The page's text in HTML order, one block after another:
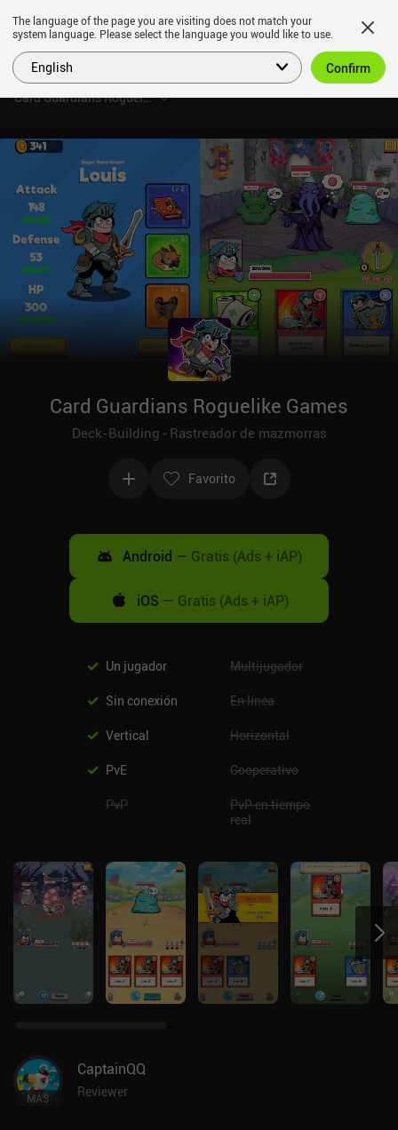
Card Guardians Roguelike Games
Card Guardians Roguelike Games
Deck-Building Rastreador de mazmorras
Favorito
Android — Gratis (Ads + iAP)
iOS — Gratis (Ads + iAP)
Un jugador Multijugador
Sin conexión En línea
Vertical Horizontal
PvE Cooperativo
PvP
PvP en tiempo
real
MÁS
CaptainQQ
Reviewer
The language of the page you are visiting does not match your
system language. Please select the language you would like to use.
English Confirm